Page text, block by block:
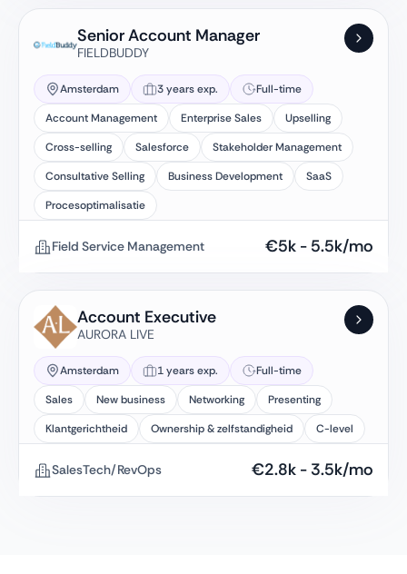
Senior Account Manager
FIELDBUDDY
Amsterdam 3 years exp.
Full-time
Account Management
Enterprise Sales
Upselling
Cross-selling
Salesforce
Stakeholder Management
Consultative Selling
Business Development
SaaS
Procesoptimalisatie
Field Service Management €5k - 5.5k/mo
Account Executive
AURORA LIVE
Amsterdam 1 years exp.
Full-time
Sales
New business Networking
Presenting
Klantgerichtheid
Ownership & zelfstandigheid C-level
SalesTech/RevOps €2.8k - 3.5k/mo